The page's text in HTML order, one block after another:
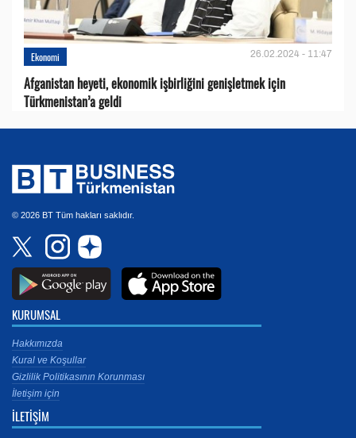
Ekonomi 26.02.2024 - 11:47
Afganistan heyeti, ekonomik işbirliğini genişletmek için
Türkmenistan’a geldi
© 2026 BT Tüm hakları saklıdır.
KURUMSAL
Hakkımızda
Kural ve Koşullar
Gizlilik Politikasının Korunması
İletişim için
İLETİŞİM